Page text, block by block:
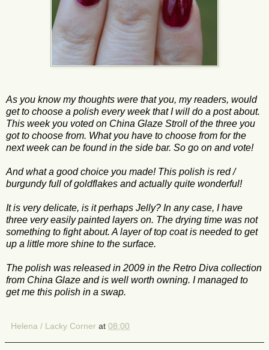
As you know my thoughts were that you, my readers, would
get to choose a polish every weekthat I will do a post about.
This week you voted on China Glaze Stroll of the three you
got to choose from. What you have to choose from for the
next week can be found in the side bar. So go on and vote!
And what a good choice you made! This polish is red /
burgundy full of goldflakes and actually quite wonderful!
It is very delicate, is it perhaps Jelly? In any case, I have
three very easily painted layers on. The drying time was not
something to fight about. A layer of top coat is needed to get
up a little more shine to the surface.
The polish was released in 2009 in the Retro Diva collection
from China Glaze and is well worth owning. I managed to
get me this polish in a swap.
Helena / Lacky Corner at 08:00